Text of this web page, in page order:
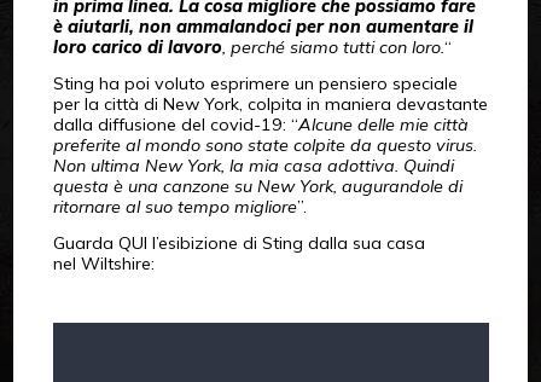
in prima linea. La cosa migliore che possiamo fare
è aiutarli, non ammalandoci per non aumentare il
loro carico di lavoro, perché siamo tutti con loro.“
Sting ha poi voluto esprimere un pensiero speciale
per la città di New York, colpita in maniera devastante
dalla diffusione del covid-19: “Alcune delle mie città
preferite al mondo sono state colpite da questo virus.
Non ultima New York, la mia casa adottiva. Quindi
questa è una canzone su New York, augurandole di
ritornare al suo tempo migliore”.
Guarda QUI l’esibizione di Sting dalla sua casa
nel Wiltshire: